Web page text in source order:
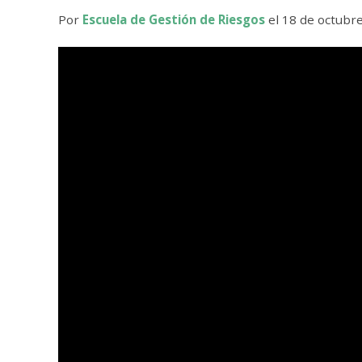
Por Escuela de Gestión de Riesgos el 18 de